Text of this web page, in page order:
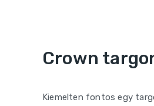
Crown
Kiemelten fontos egy